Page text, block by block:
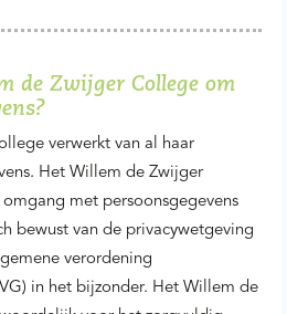
de Zwijger College om
verwerkt van al haar
Het Willem de Zwijger
met persoonsgegevens
bewust van de privacywetgeving
verordening
in het bijzonder. Het Willem de